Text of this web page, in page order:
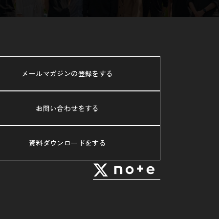
メールマガジンの登録をする
お問い合わせをする
資料ダウンロードをする